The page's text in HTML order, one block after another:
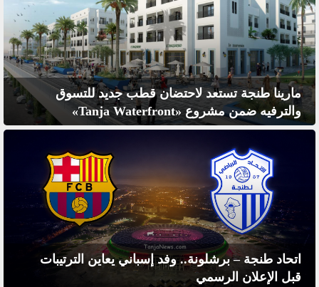
مارينا طنجة تستعد لاحتضان قطب جديد للتسوق
والترفيه ضمن مشروع «Tanja Waterfront»
اتحاد طنجة – برشلونة.. وفد إسباني يعاين الترتيبات
قبل الإعلان الرسمي